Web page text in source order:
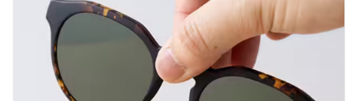
アフターサービス
会社情報